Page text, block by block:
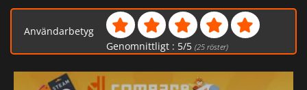
Spanska
Japanska
Koreanska
Användarbetyg
Genomnittligt : 5/5 (25röster)